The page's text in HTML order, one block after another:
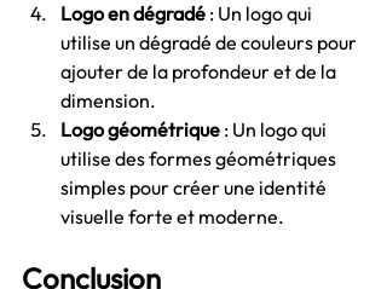
Logo en dégradé : Un logo qui
utilise un dégradé de couleurs pour
ajouter de la profondeur et de la
dimension.
Logo géométrique : Un logo qui
utilise des formes géométriques
simples pour créer une identité
visuelle forte et moderne.
Conclusion